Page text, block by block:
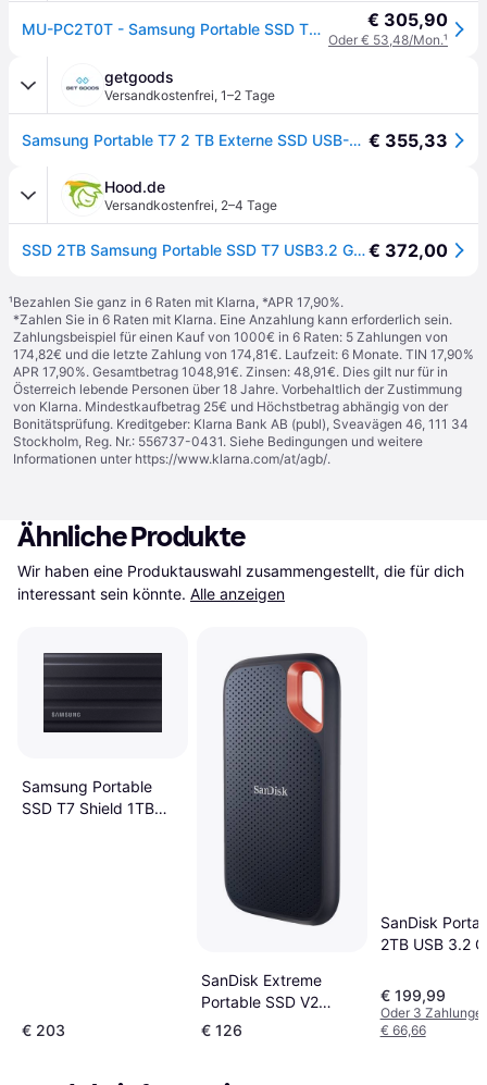
MU-PC2T0T - Samsung Portable SSD T7 grau 2 TB € 305,90
Oder € 53,48/Mon.¹
getgoods
Versandkostenfrei, 1–2 Tage
Samsung Portable T7 2 TB Externe SSD USB-A (USB 3.2 Gen 2) Grau PC/Mac MU-PC2T0T/WW € 355,33
Hood.de
Versandkostenfrei, 2–4 Tage
SSD 2TB Samsung Portable SSD T7 USB3.2 Gen.2 Titan Grey€ 372,00
¹Bezahlen Sie ganz in 6 Raten mit Klarna, *APR 17,90%.
*Zahlen Sie in 6 Raten mit Klarna. Eine Anzahlung kann erforderlich sein.
Zahlungsbeispiel für einen Kauf von 1000€ in 6 Raten: 5 Zahlungen von
174,82€ und die letzte Zahlung von 174,81€. Laufzeit: 6 Monate. TIN 17,90%
APR 17,90%. Gesamtbetrag 1048,91€. Zinsen: 48,91€. Dies gilt nur für in
Österreich lebende Personen über 18 Jahre. Vorbehaltlich der Zustimmung
von Klarna. Mindestkaufbetrag 25€ und Höchstbetrag abhängig von der
Bonitätsprüfung. Kreditgeber: Klarna Bank AB (publ), Sveavägen 46, 111 34
Stockholm, Reg. Nr.: 556737-0431. Siehe Bedingungen und weitere
Informationen unter https://www.klarna.com/at/agb/.
Ähnliche Produkte
Wir haben eine Produktauswahl zusammengestellt, die für dich
interessant sein könnte. Alle anzeigen
Samsung Portable
SSD T7 Shield 1TB
€ 203
SanDisk Extreme
Portable SSD V2
500GB
€ 126
SanDisk
2TB USB 3.2
€ 199,99
Oder 3
€ 66,66